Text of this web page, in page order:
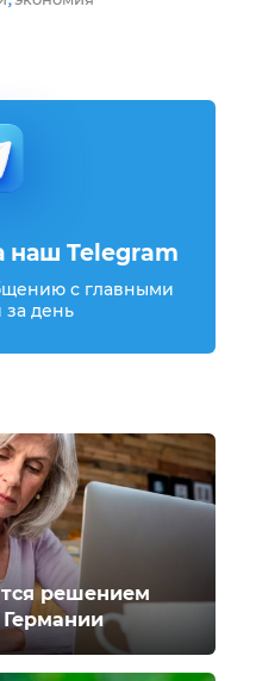
наш Telegram
с главными
за день
решением
Германии